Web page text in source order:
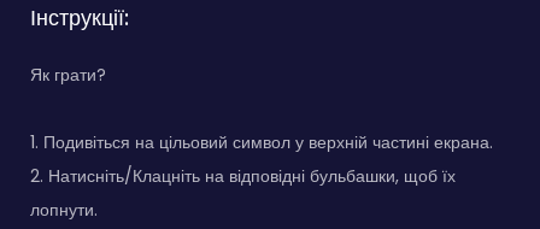
Інструкції:
Як грати?
1. Подивіться на цільовий символ у верхній частині екрана.
2. Натисніть/Клацніть на відповідні бульбашки, щоб їх
лопнути.